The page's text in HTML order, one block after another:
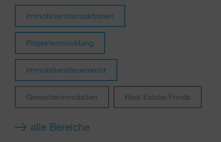
Immobilientransaktionen
Projektentwicklung
Immobiliensteuerrecht
Gewerbeimmobilien Real Estate-Fonds
alle Bereiche